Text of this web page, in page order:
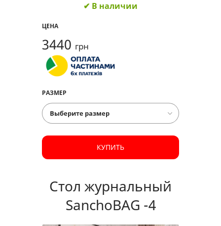
✔ В наличии
ЦЕНА
3440 грн
РАЗМЕР
КУПИТЬ
Стол журнальный
SanchoBAG -4